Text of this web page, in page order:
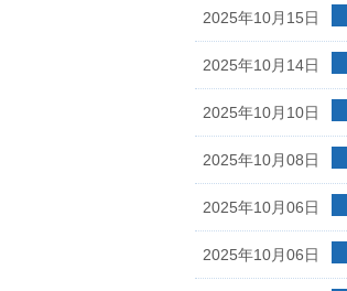
2025年10月15日
2025年10月14日
2025年10月10日
2025年10月08日
2025年10月06日
2025年10月06日